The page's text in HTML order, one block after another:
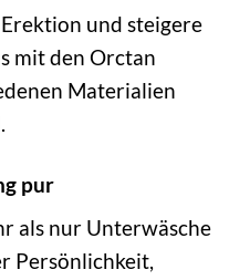
und steigere
mit den Orctan
Materialien
pur
als nur Unterwäsche
Persönlichkeit,